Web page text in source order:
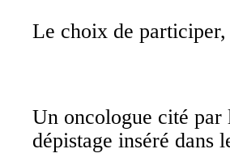
Le choix de
Un oncologue cité par
dépistage inséré dans